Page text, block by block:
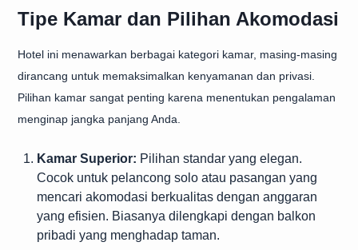
Tipe Kamar dan Pilihan Akomodasi
Hotel ini menawarkan berbagai kategori kamar, masing-masing
dirancang untuk memaksimalkan kenyamanan dan privasi.
Pilihan kamar sangat penting karena menentukan pengalaman
menginap jangka panjang Anda.
Kamar Superior: Pilihan standar yang elegan.
Cocok untuk pelancong solo atau pasangan yang
mencari akomodasi berkualitas dengan anggaran
yang efisien. Biasanya dilengkapi dengan balkon
pribadi yang menghadap taman.